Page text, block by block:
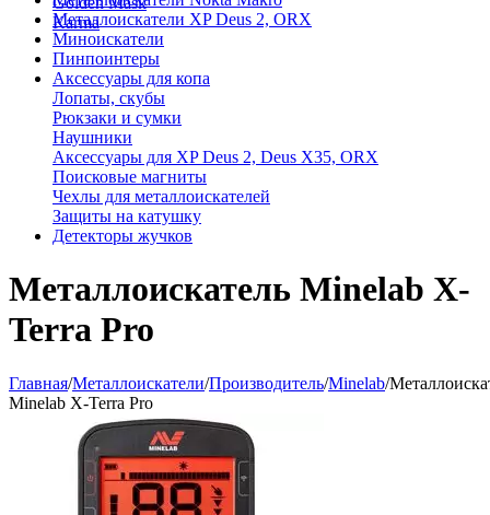
Karma
Металлоискатели XP Deus 2, ORX
Миноискатели
Пинпоинтеры
Аксессуары для копа
Лопаты, скубы
Рюкзаки и сумки
Наушники
Аксессуары для XP Deus 2, Deus X35, ORX
Поисковые магниты
Чехлы для металлоискателей
Защиты на катушку
Детекторы жучков
Металлоискатель Minelab X-
Terra Pro
Главная/Металлоискатели/Производитель/Minelab/
Minelab X-Terra Pro